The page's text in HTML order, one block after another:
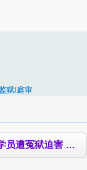
监狱/庭审
印机、手机、u盘、刻录机、照相机、过塑机等等耗材，非法被捕法轮功学员曹生俊、雷鹏和、白群英、赵宗成、吴兰芳、